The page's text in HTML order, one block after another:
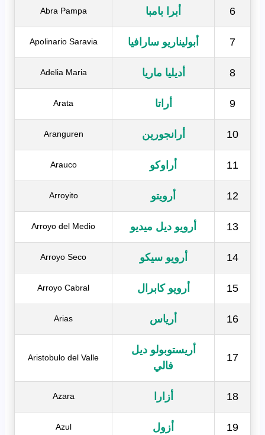
6 أبرا بامبا Abra Pampa
7 أبوليناريو سارافيا Apolinario Saravia
8 أديليا ماريا Adelia Maria
9 أراتا Arata
10 أرانجورين Aranguren
11 أراوكو Arauco
12 أرويتو Arroyito
13 أرويو ديل ميديو Arroyo del Medio
14 أرويو سيكو Arroyo Seco
15 أرويو كابرال Arroyo Cabral
16 أرياس Arias
17
أريستوبولو ديل
فالي
Aristobulo del Valle
18 أزارا Azara
19 أزول Azul